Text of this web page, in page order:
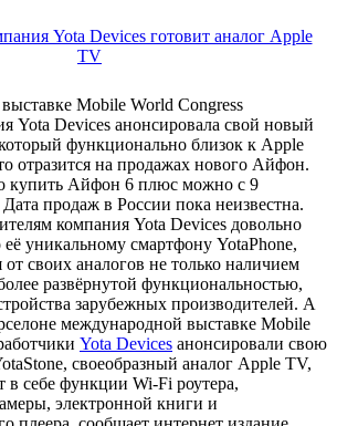
Mobile World Congress
Yota Devices анонсировала свой новый
функционально близок к Apple
отразится на продажах нового Айфон.
купить Айфон 6 плюс можно с 9
Дата продаж в России пока неизвестна.
компания Yota Devices довольно
уникальному смартфону YotaPhone,
от своих аналогов не только наличием
развёрнутой функциональностью,
зарубежных производителей. А
международной выставке Mobile
Yota Devices анонсировали свою
своеобразный аналог Apple TV,
в себе функции Wi-Fi роутера,
электронной книги и